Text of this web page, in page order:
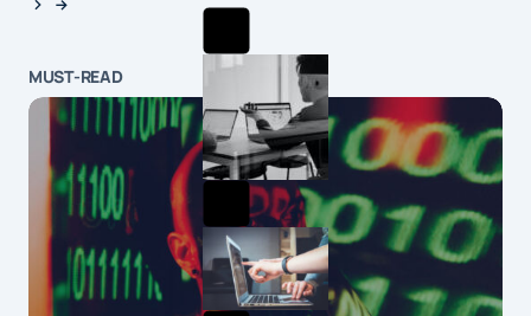
MUST-READ